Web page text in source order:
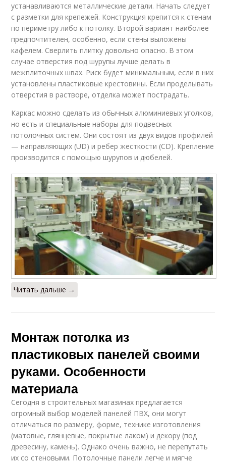
устанавливаются металлические детали. Начать следует
с разметки для крепежей. Конструкция крепится к стенам
по периметру либо к потолку. Второй вариант наиболее
предпочтителен, особенно, если стены выложены
кафелем. Сверлить плитку довольно опасно. В этом
случае отверстия под шурупы лучше делать в
межплиточных швах. Риск будет минимальным, если в них
установлены пластиковые крестовины. Если проделывать
отверстия в растворе, отделка может пострадать.
Каркас можно сделать из обычных алюминиевых уголков,
но есть и специальные наборы для подвесных
потолочных систем. Они состоят из двух видов профилей
— направляющих (UD) и ребер жесткости (СD). Крепление
производится с помощью шурупов и дюбелей.
Читать дальше →
Монтаж потолка из
пластиковых панелей своими
руками. Особенности
материала
Сегодня в строительных магазинах предлагается
огромный выбор моделей панелей ПВХ, они могут
отличаться по размеру, форме, технике изготовления
(матовые, глянцевые, покрытые лаком) и декору (под
древесину, камень). Однако очень важно, не перепутать
их со стеновыми. Потолочные панели легче и мягче